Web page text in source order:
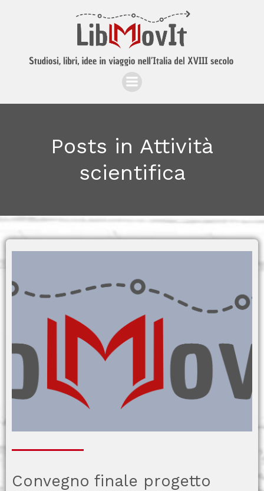
Posts in Attività
scientifica
Convegno finale progetto